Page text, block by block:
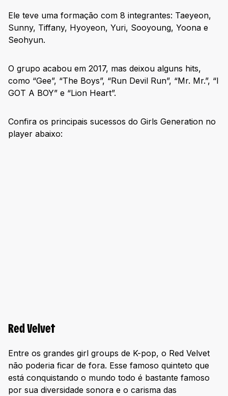
Ele teve uma formação com 8 integrantes: Taeyeon,
Sunny, Tiffany, Hyoyeon, Yuri, Sooyoung, Yoona e
Seohyun.
O grupo acabou em 2017, mas deixou alguns hits,
como “Gee”, “The Boys”, “Run Devil Run”, “Mr. Mr.”, “I
GOT A BOY” e “Lion Heart”.
Confira os principais sucessos do Girls Generation no
player abaixo:
Red Velvet
Entre os grandes girl groups de K-pop, o Red Velvet
não poderia ficar de fora. Esse famoso quinteto que
está conquistando o mundo todo é bastante famoso
por sua diversidade sonora e o carisma das